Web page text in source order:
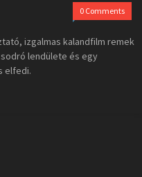
0 Comments
izgalmas kalandfilm remek
lendülete és egy
elfedi.